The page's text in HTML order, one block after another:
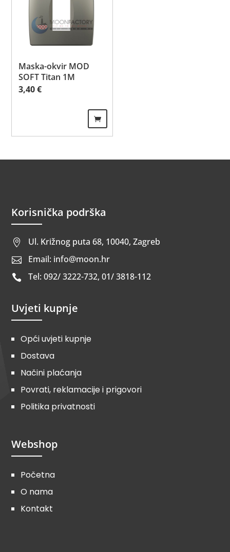
Maska-okvir MOD
SOFT Titan 1M
3,40€
Korisnička podrška
 Ul. Križnog puta 68, 10040, Zagreb
 Email: info@moon.hr
 Tel: 092/ 3222-732, 01/ 3818-112
Uvjeti kupnje
Opći uvjeti kupnje
Dostava
Načini plaćanja
Povrati, reklamacije i prigovori
Politika privatnosti
Webshop
Početna
O nama
Kontakt